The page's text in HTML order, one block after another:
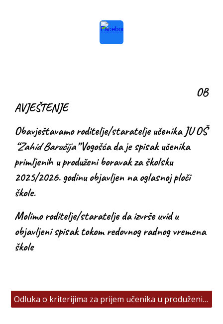
OB
AVJEŠTENJE
Obavještavamo roditelje/staratelje učenika JU OŠ
“Zahid Baručija”Vogošća da je spisak učenika
primljenih u produženi boravak za školsku
2025/2026. godinu objavljen na oglasnoj ploči
škole.
Molimo roditelje/staratelje da izvrše uvid u
objavljeni spisak tokom redovnog radnog vremena
škole
Odluka o kriterijima za prijem učenika u produženi boravak